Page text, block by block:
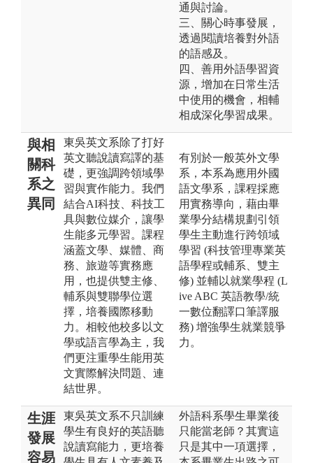
通與討論。
三、關心時事發展，
透過閱讀培養對外語
的語感及。
四、善用外語學習資
源，增加在日常生活
中使用的機會，相輔
相成深化學習成果。
與相
關科
系之
異同
東吳英文系除了打好
英文聽說讀寫譯的基
礎，更強調跨領域學
習與實作能力。我們
結合AI科技、科技工
具與數位媒介，讓學
生能多元學習。課程
涵蓋文學、媒體、商
務、旅遊等實務應
用，也提供雙主修、
輔系與雙聯學位選
擇，培養國際移動
力。相較他校多以文
學或語言學為主，我
們更注重學生能用英
文實際解決問題、連
結世界。
有別於一般英外文學
系，本系為應用外國
語文學系，課程採應
用實務導向，藉由畢
業學分結構規劃引領
學生主動進行跨領域
學習 (科技管理專業英
語學程或輔系、雙主
修) 並輔以就業學程 (L
ive ABC 英語教學/統
一數位翻譯口筆譯服
務) 增強學生就業競爭
力。
生涯
發展
容易
東吳英文系不只訓練
學生有良好的英語聽
說讀寫能力，更培養
外語科系學生畢業後
只能當老師？其實這
只是其中一項選擇，